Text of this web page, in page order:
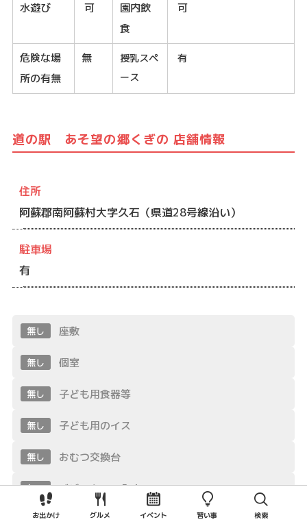
水遊び 可
園内飲
食
可
危険な場
所の有無
無
授乳スペ
ース
有
道の駅 あそ望の郷くぎの 店舗情報
住所
阿蘇郡南阿蘇村大字久石（県道28号線沿い）
駐車場
有
無し 座敷
無し 個室
無し 子ども用食器等
無し 子ども用のイス
無し おむつ交換台
無し ベビーカーで入店
お出かけ グルメ イベント 習い事 検索